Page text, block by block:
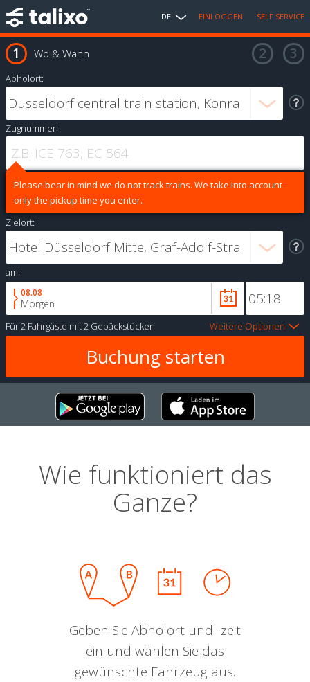
DE EINLOGGEN SELF SERVICE
Wo & Wann
Abholort:
Zugnummer:
Please bear in mind we do not track trains. We take into account
only the pickup time you enter.
Zielort:
am:
08.08
Morgen
Für2 Fahrgäste mit2 Gepäckstücken Weitere Optionen
Wie funktioniert das
Ganze?
Geben Sie Abholort und -zeit
ein und wählen Sie das
gewünschte Fahrzeug aus.